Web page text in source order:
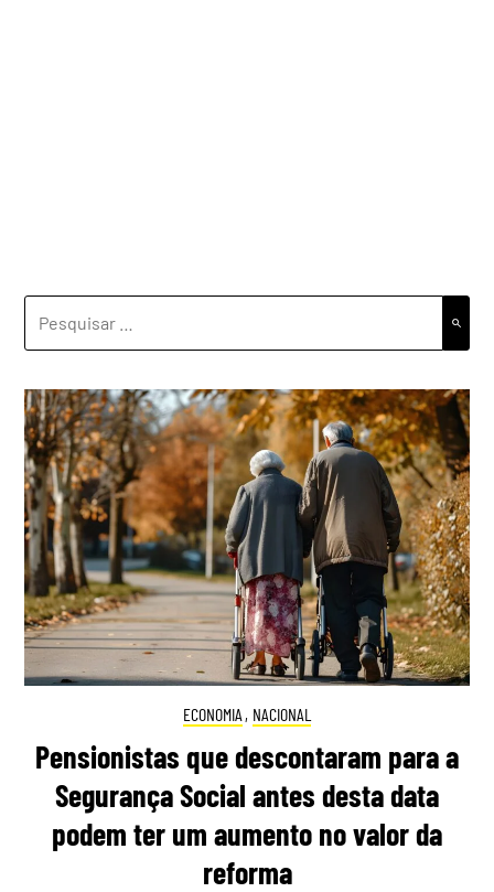
POR:
ECONOMIA , NACIONAL
Pensionistas que descontaram para a
Segurança Social antes desta data
podem ter um aumento no valor da
reforma